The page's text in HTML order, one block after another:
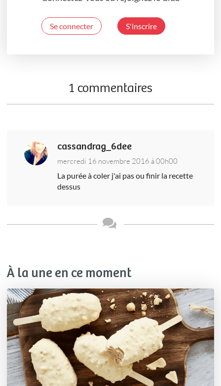
Se connecter S'inscrire
1 commentaires
cassandrag_6dee
mercredi 16 novembre 2016 à 00h00
La purée à coler j'ai pas ou finir la recette
dessus
À la une en ce moment